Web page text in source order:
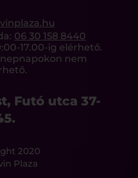
06 30 158 8440
17.00-ig elérhető.
nem
Futó utca 37-
2020
Plaza